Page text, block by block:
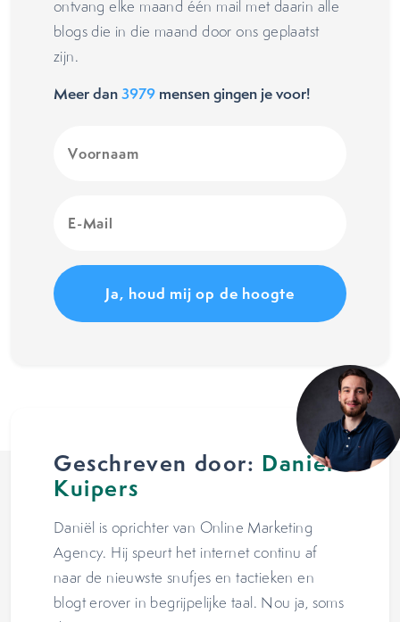
ontvang elke maand één mail met daarin alle
blogs die in die maand door ons geplaatst
zijn.
Meer dan3979 mensen gingen je voor!
(Vereist)
Mail
Geschreven door: Daniël
Kuipers
Daniël is oprichter van Online Marketing
Agency. Hij speurt het internet continu af
naar de nieuwste snufjes en tactieken en
blogt erover in begrijpelijke taal. Nou ja, soms